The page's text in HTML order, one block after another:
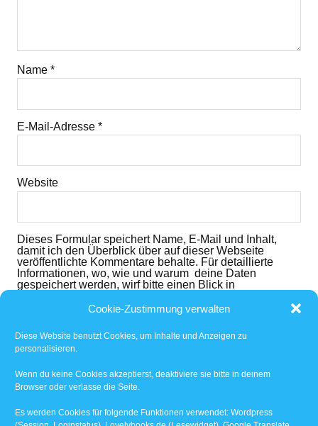
Cookie-Zustimmung verwalten
Diese Website benutzt Cookies, um Inhalte und Anzeigen zu
personalisieren.
Wenn du keine Cookies akzeptierst, deaktiviere sie bitte in deinem
Browser oder verlasse die Seite.
Es werden Cookies für folgende Funktionen verwendet: Wordpress
Name *
E-Mail-Adresse *
Website
Dieses Formular speichert Name, E-Mail und Inhalt,
damit ich den Überblick über auf dieser Webseite
veröffentlichte Kommentare behalte. Für detaillierte
Informationen, wo, wie und warum deine Daten
gespeichert werden, wirf bitte einen Blick in
Button nimmst du diese zur Kenntnis und akzeptierst
Ich habe die Datenschutzerklärung
gelesen und
akzeptiert.*
via E-Mail.